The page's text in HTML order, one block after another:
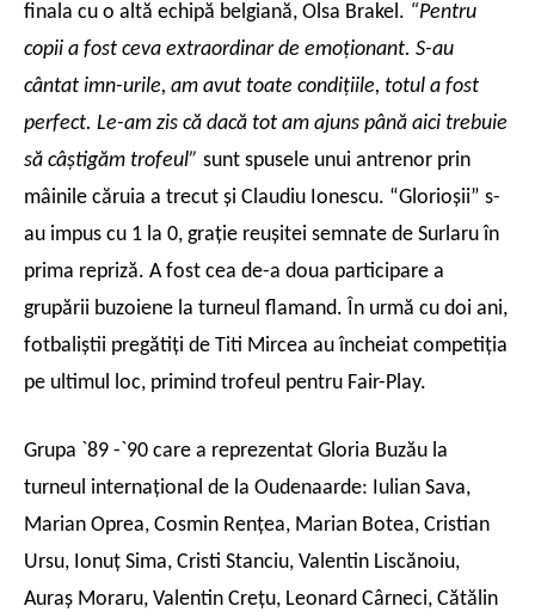
finala cu o altă echipă belgiană, Olsa Brakel. “Pentru
copii a fost ceva extraordinar de emoţionant. S-au
cântat imn-urile, am avut toate condiţiile, totul a fost
perfect. Le-am zis că dacă tot am ajuns până aici trebuie
să câştigăm trofeul” sunt spusele unui antrenor prin
mâinile căruia a trecut şi Claudiu Ionescu. “Glorioşii” s-
au impus cu 1 la 0, graţie reuşitei semnate de Surlaru în
prima repriză. A fost cea de-a doua participare a
grupării buzoiene la turneul flamand. În urmă cu doi ani,
fotbaliştii pregătiţi de Titi Mircea au încheiat competiţia
pe ultimul loc, primind trofeul pentru Fair-Play.
Grupa `89 -`90 care a reprezentat Gloria Buzău la
turneul internaţional de la Oudenaarde: Iulian Sava,
Marian Oprea, Cosmin Renţea, Marian Botea, Cristian
Ursu, Ionuţ Sima, Cristi Stanciu, Valentin Liscănoiu,
Auraş Moraru, Valentin Creţu, Leonard Cârneci, Cătălin